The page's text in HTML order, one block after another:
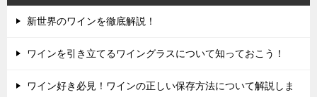
新世界のワインを徹底解説！
ワインを引き立てるワイングラスについて知っておこう！
ワイン好き必見！ワインの正しい保存方法について解説しま